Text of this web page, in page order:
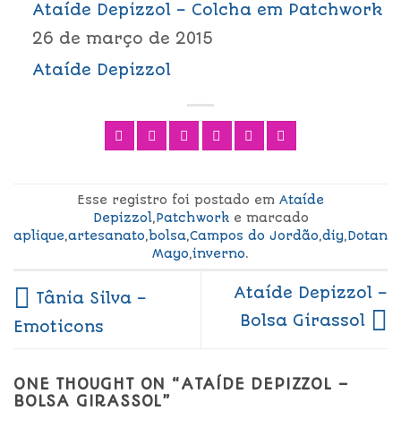
Ataíde Depizzol – Colcha em Patchwork
26 de março de 2015
Ataíde Depizzol
Esse registro foi postado em Ataíde
Depizzol,Patchworke marcado
aplique,artesanato,bolsa,Campos do Jordão,diy,Dotan
Mayo,inverno.
Tânia Silva –
Emoticons
Ataíde Depizzol –
Bolsa Girassol
ONE THOUGHT ON “ATAÍDE DEPIZZOL –
BOLSA GIRASSOL”